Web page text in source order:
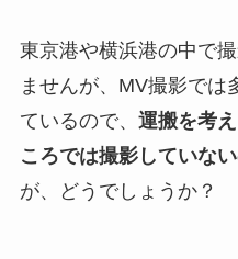
東京港や横浜港の中で
ませんが、MV撮影では
ているので、 運搬を考
ころでは撮影していな
が、どうでしょうか？